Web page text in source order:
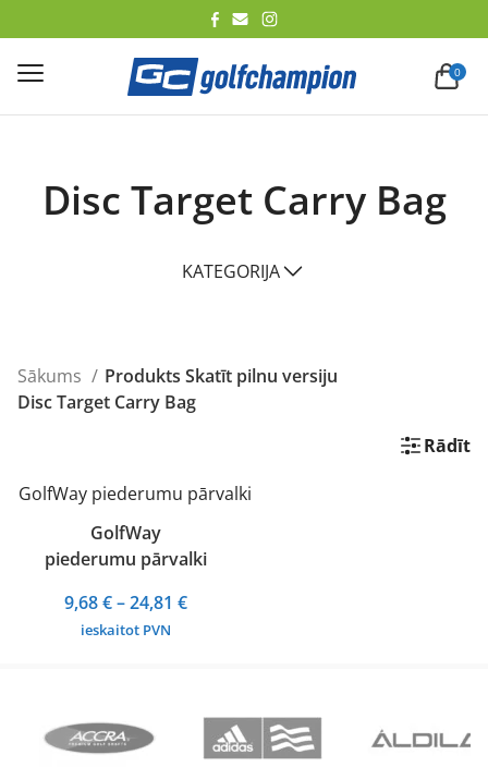
0
Disc Target Carry Bag
KATEGORIJA
Sākums
Produkts Skatīt pilnu versiju
Disc Target Carry Bag
Rādīt
GolfWay
piederumu pārvalki
9,68€ – 24,81€Price
ieskaitot PVN